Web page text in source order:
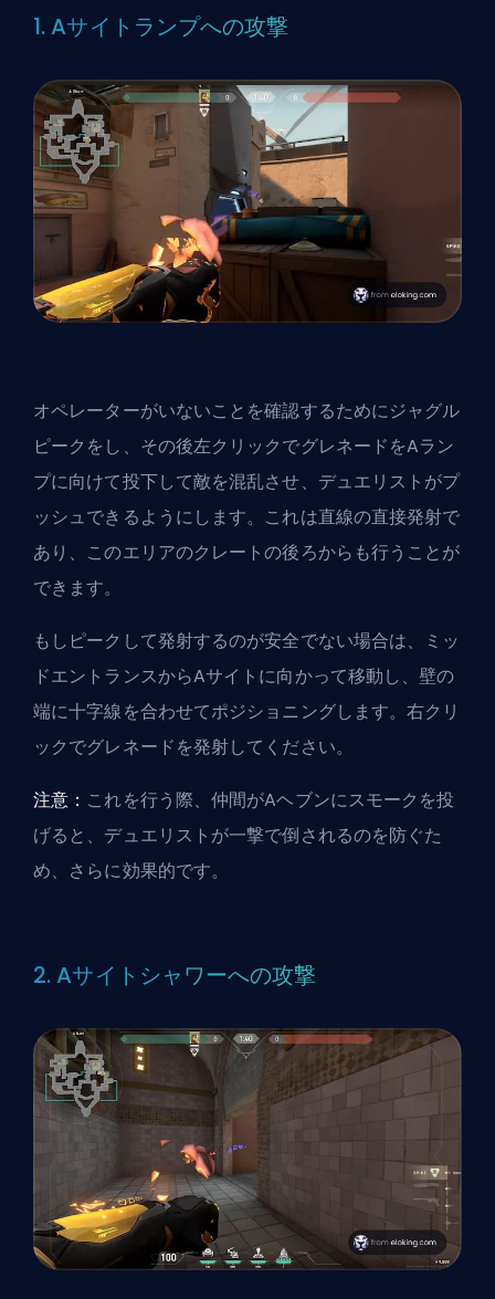
1. Aサイトランプへの攻撃
オペレーターがいないことを確認するためにジャグル
ピークをし、その後左クリックでグレネードをAラン
プに向けて投下して敵を混乱させ、デュエリストがプ
ッシュできるようにします。これは直線の直接発射で
あり、このエリアのクレートの後ろからも行うことが
できます。
もしピークして発射するのが安全でない場合は、ミッ
ドエントランスからAサイトに向かって移動し、壁の
端に十字線を合わせてポジショニングします。右クリ
ックでグレネードを発射してください。
注意： これを行う際、仲間がAヘブンにスモークを投
げると、デュエリストが一撃で倒されるのを防ぐた
め、さらに効果的です。
2. Aサイトシャワーへの攻撃